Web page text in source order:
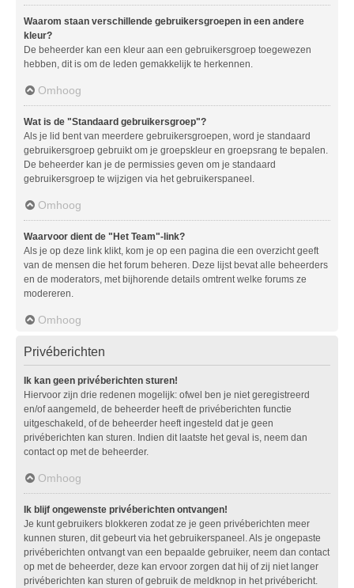
Waarom staan verschillende gebruikersgroepen in een andere
kleur?
De beheerder kan een kleur aan een gebruikersgroep toegewezen
hebben, dit is om de leden gemakkelijk te herkennen.
Omhoog
Wat is de "Standaard gebruikersgroep"?
Als je lid bent van meerdere gebruikersgroepen, word je standaard
gebruikersgroep gebruikt om je groepskleur en groepsrang te bepalen.
De beheerder kan je de permissies geven om je standaard
gebruikersgroep te wijzigen via het gebruikerspaneel.
Omhoog
Waarvoor dient de "Het Team"-link?
Als je op deze link klikt, kom je op een pagina die een overzicht geeft
van de mensen die het forum beheren. Deze lijst bevat alle beheerders
en de moderators, met bijhorende details omtrent welke forums ze
modereren.
Omhoog
Privéberichten
Ik kan geen privéberichten sturen!
Hiervoor zijn drie redenen mogelijk: ofwel ben je niet geregistreerd
en/of aangemeld, de beheerder heeft de privéberichten functie
uitgeschakeld, of de beheerder heeft ingesteld dat je geen
privéberichten kan sturen. Indien dit laatste het geval is, neem dan
contact op met de beheerder.
Omhoog
Ik blijf ongewenste privéberichten ontvangen!
Je kunt gebruikers blokkeren zodat ze je geen privéberichten meer
kunnen sturen, dit gebeurt via het gebruikerspaneel. Als je ongepaste
privéberichten ontvangt van een bepaalde gebruiker, neem dan contact
op met de beheerder, deze kan ervoor zorgen dat hij of zij niet langer
privéberichten kan sturen of gebruik de meldknop in het privébericht.